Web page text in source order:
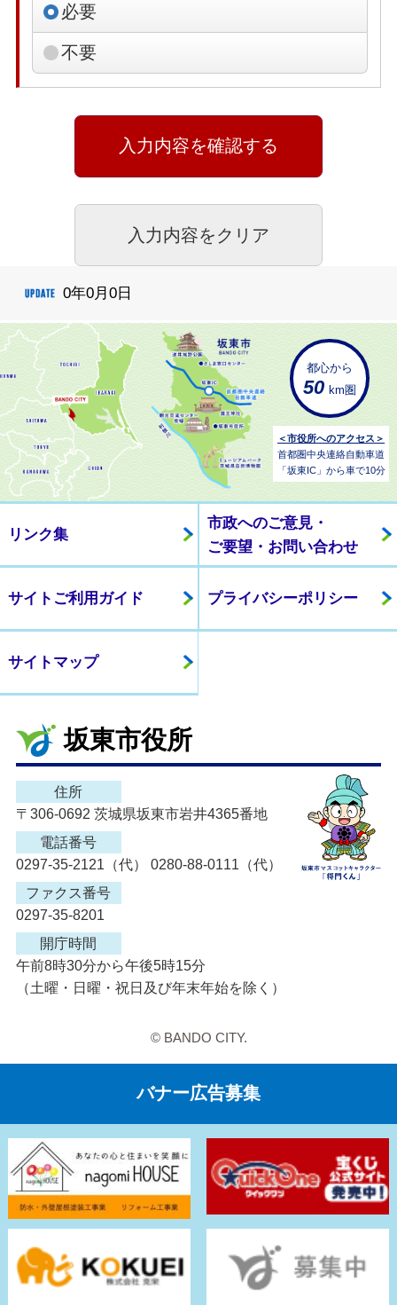
必要
不要
0年0月0日
都心から
50 km圏
＜市役所へのアクセス＞
首都圏中央連絡自動車道
「坂東IC」から車で10分
リンク集
市政へのご意見・
ご要望・お問い合わせ
サイトご利用ガイド プライバシーポリシー
サイトマップ
坂東市役所
住所
〒306-0692 茨城県坂東市岩井4365番地
電話番号
0297-35-2121（代） 0280-88-0111（代）
ファクス番号
0297-35-8201
開庁時間
午前8時30分から午後5時15分
（土曜・日曜・祝日及び年末年始を除く）
© BANDO CITY.
バナー広告募集